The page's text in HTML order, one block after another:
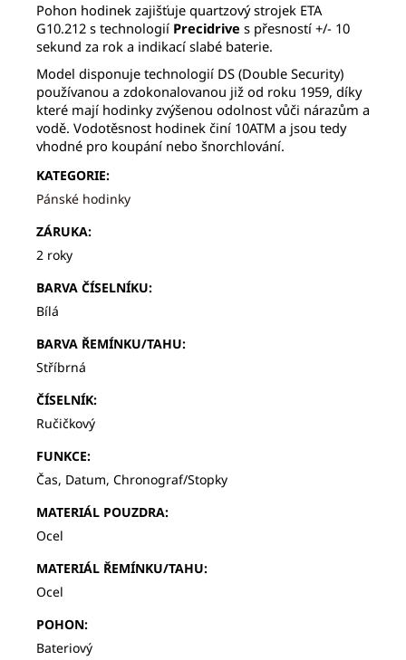
Pohon hodinek zajišťuje quartzový strojek ETA
G10.212 s technologií Precidrive s přesností +/- 10
sekund za rok a indikací slabé baterie.
Model disponuje technologií DS (Double Security)
používanou a zdokonalovanou již od roku 1959, díky
které mají hodinky zvýšenou odolnost vůči nárazům a
vodě. Vodotěsnost hodinek činí 10ATM a jsou tedy
vhodné pro koupání nebo šnorchlování.
KATEGORIE:
Pánské hodinky
ZÁRUKA:
2 roky
BARVA ČÍSELNÍKU:
Bílá
BARVA ŘEMÍNKU/TAHU:
Stříbrná
ČÍSELNÍK:
Ručičkový
FUNKCE:
Čas, Datum, Chronograf/Stopky
MATERIÁL POUZDRA:
Ocel
MATERIÁL ŘEMÍNKU/TAHU:
Ocel
POHON:
Bateriový